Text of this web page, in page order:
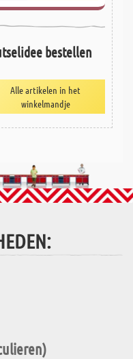
bestellen
Alle artikelen in het
winkelmandje